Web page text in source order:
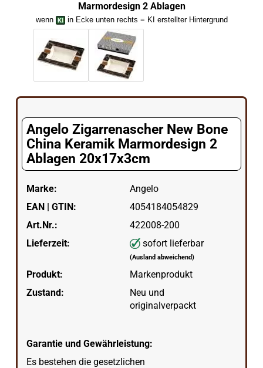
Marmordesign 2 Ablagen
wenn in Ecke unten rechts = KI erstellter Hintergrund
Angelo Zigarrenascher New Bone
China Keramik Marmordesign 2
Ablagen 20x17x3cm
Marke:
Angelo
EAN | GTIN:
4054184054829
Art.Nr.:
422008-200
Lieferzeit:
sofort lieferbar
(Ausland abweichend)
Produkt:
Markenprodukt
Zustand:
Neu und
originalverpackt
Garantie und Gewährleistung:
Es bestehen die gesetzlichen